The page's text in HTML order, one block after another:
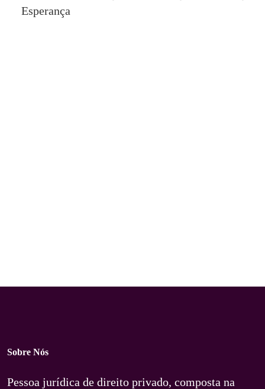
Esperança
Sobre Nós
Pessoa jurídica de direito privado, composta na